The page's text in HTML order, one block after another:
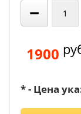
−
1900
* - Цена